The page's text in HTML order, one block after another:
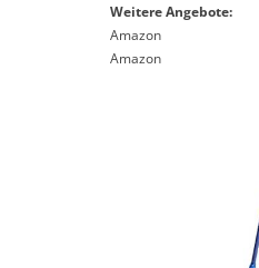
Weitere Angebote:
Amazon
Amazon